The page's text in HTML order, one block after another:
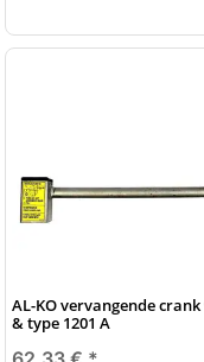
AL-KO vervangende crank
& type 1201 A